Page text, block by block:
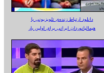
دانلود ارتباط زنده‌ی تلویزیونی‌ با
هیمالیانوردان ایرانی برای اولین بار